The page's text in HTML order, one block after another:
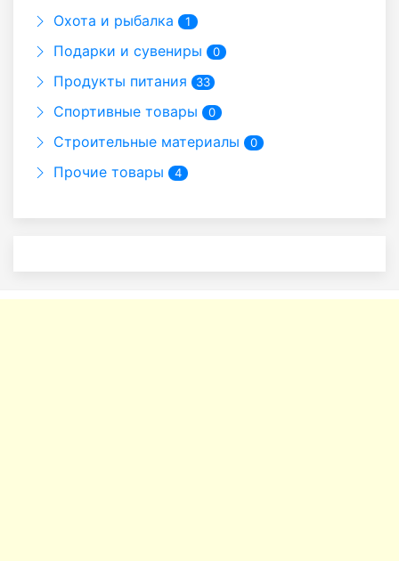
Охота и рыбалка 1
Подарки и сувениры 0
Продукты питания 33
Спортивные товары 0
Строительные материалы 0
Прочие товары 4